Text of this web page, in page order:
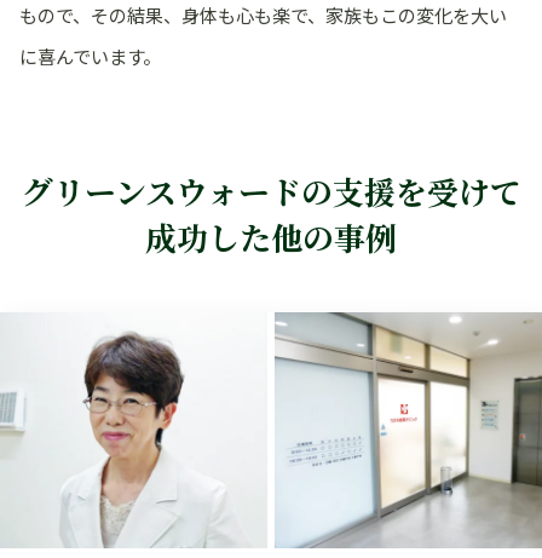
もので、その結果、身体も心も楽で、家族もこの変化を大い
に喜んでいます。
グリーンスウォードの支援を受けて
成功した他の事例